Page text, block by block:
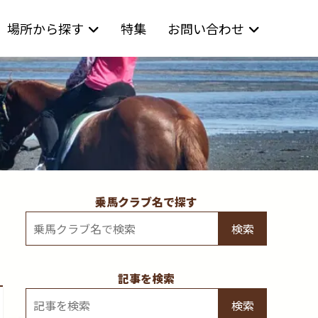
場所から探す 特集 お問い合わせ
乗馬クラブ名で探す
検索
記事を検索
検索